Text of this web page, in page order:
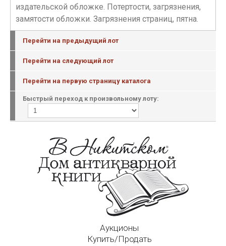
издательской обложке. Потертости, загрязнения,
замятости обложки. Загрязнения страниц, пятна.
Перейти на предыдущий лот
Перейти на следующий лот
Перейти на первую страницу каталога
Быстрый переход к произвольному лоту:
Аукционы
Купить/Продать